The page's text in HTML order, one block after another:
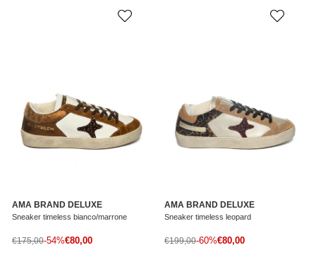
AMA BRAND DELUXE
Sneaker timeless bianco/marrone
Prezzo di vendita
€80,00
Prezzo normale
€175,00-54%
AMA BRAND DELUXE
Sneaker timeless leopard
Prezzo di vendita
€80,00
Prezzo normale
€199,00-60%